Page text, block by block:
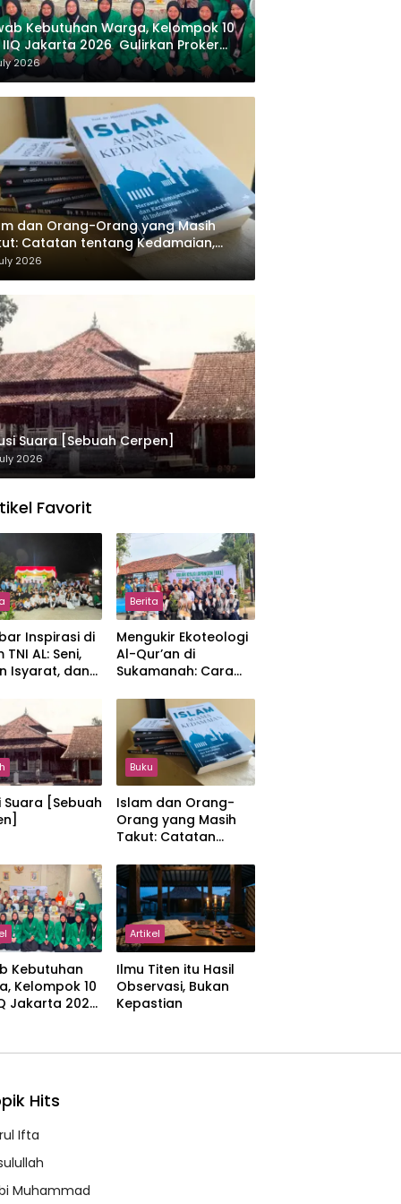
Kebutuhan Warga, Kelompok 10
IIQ Jakarta 2026 Gulirkan Proker
Al-Qur’an di Sukamanah
2026
dan Orang-Orang yang Masih
Catatan tentang Kedamaian,
dan Negara dalam
Masykuri Abdillah
2026
Suara [Sebuah Cerpen]
2026
Favorit
Inspirasi di
TNI AL: Seni,
Isyarat, dan
Berita
Mengukir Ekoteologi
Al-Qur’an di
Sukamanah: Cara
Jakarta Menjaga
Bumi Jonggol
Suara [Sebuah
Buku
Islam dan Orang-
Orang yang Masih
Takut: Catatan
Kemajemukan, dan
Negara dalam
Pemikiran Masykuri
Abdillah
Kebutuhan
Kelompok 10
Jakarta 2026
Artikel
Ilmu Titen itu Hasil
Observasi, Bukan
Kepastian
Hits
Ifta
Muhammad